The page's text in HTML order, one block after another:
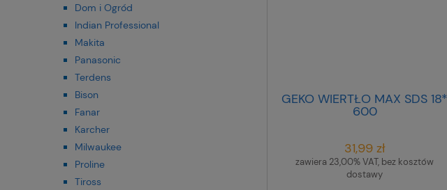
Dom i Ogród
Indian Professional
Makita
Panasonic
Terdens
Bison
Fanar
Karcher
Milwaukee
Proline
Tiross
GEKO WIERTŁO MAX SDS 18*
600
31,99 zł
zawiera 23,00% VAT, bez kosztów
dostawy